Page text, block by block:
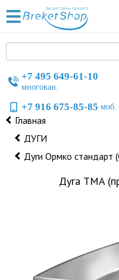
+7 495 649-61-10
многокан.
+7 916 675-85-85 моб.
Главная
ДУГИ
Дуги Ормко стандарт
Дуга TMA